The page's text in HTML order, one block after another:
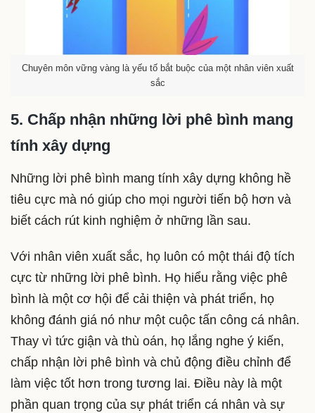
Chuyên môn vững vàng là yếu tố bắt buộc của một nhân viên xuất
sắc
5. Chấp nhận những lời phê bình mang
tính xây dựng
Những lời phê bình mang tính xây dựng không hề
tiêu cực mà nó giúp cho mọi người tiến bộ hơn và
biết cách rút kinh nghiệm ở những lần sau.
Với nhân viên xuất sắc, họ luôn có một thái độ tích
cực từ những lời phê bình. Họ hiểu rằng việc phê
bình là một cơ hội để cải thiện và phát triển, họ
không đánh giá nó như một cuộc tấn công cá nhân.
Thay vì tức giận và thù oán, họ lắng nghe ý kiến,
chấp nhận lời phê bình và chủ động điều chỉnh để
làm việc tốt hơn trong tương lai. Điều này là một
phần quan trọng của sự phát triển cá nhân và sự